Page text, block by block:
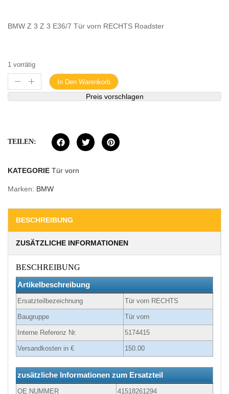
BMW Z 3 Z 3 E36/7 Tür vorn RECHTS Roadster
1 vorrätig
In Den Warenkorb
Preis vorschlagen
TEILEN:
KATEGORIE Tür vorn
Marken: BMW
BESCHREIBUNG
ZUSÄTZLICHE INFORMATIONEN
BESCHREIBUNG
Artikelbeschreibung
Ersatzteilbezeichnung Tür vorn RECHTS
Baugruppe Tür vorn
Interne Referenz Nr. 5174415
Versandkosten in € 150.00
zusätzliche Informationen zum Ersatzteil
OE NUMMER 41518261294